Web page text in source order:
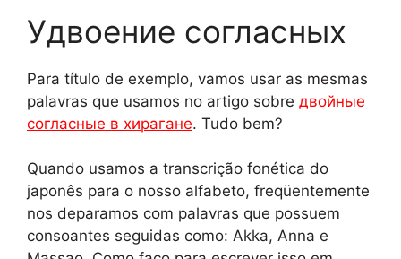
Удвоение согласных
Para título de exemplo, vamos usar as mesmas
palavras que usamos no artigo sobre двойные
согласные в хирагане. Tudo bem?
Quando usamos a transcrição fonética do
japonês para o nosso alfabeto, freqüentemente
nos deparamos com palavras que possuem
consoantes seguidas como: Akka, Anna e